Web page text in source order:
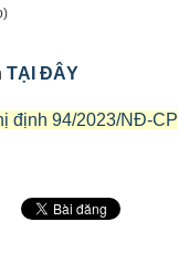
TẠI ĐÂY
định 94/2023/NĐ-CP